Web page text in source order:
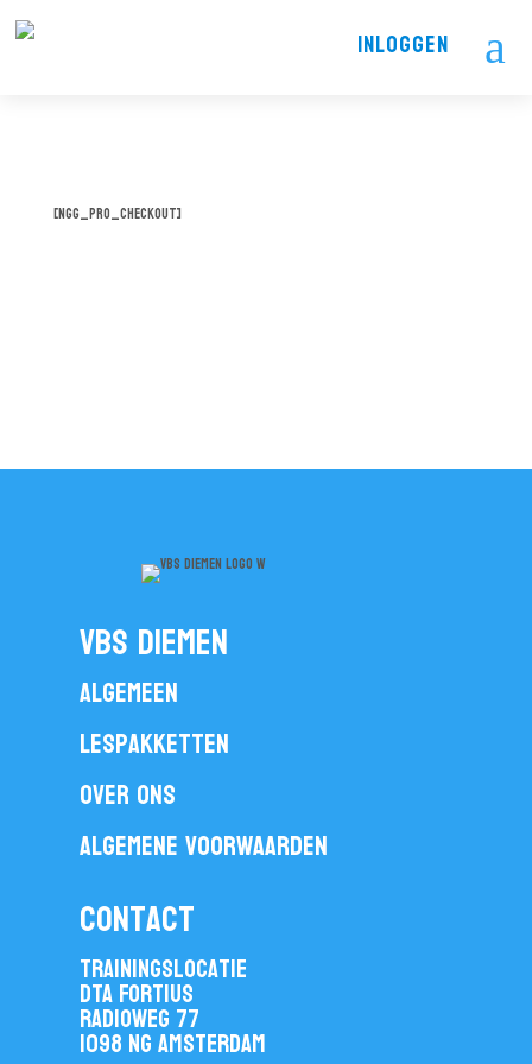
INLOGGEN a
[ngg_pro_checkout]
vbs diemen
Algemeen
Lespakketten
Over ons
Algemene voorwaarden
contact
Trainingslocatie
DTA Fortius
Radioweg 77
1098 NG Amsterdam